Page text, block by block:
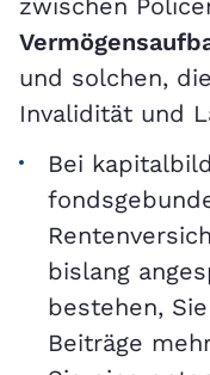
zwischen
und solchen,
Invalidität und
Bei
bislang
bestehen,
Beiträge